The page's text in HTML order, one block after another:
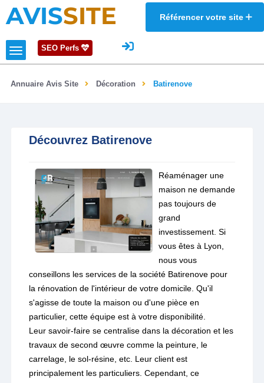
AVISSITE Référencer votre site
SEO Perfs
Annuaire Avis Site Décoration Batirenove
Découvrez Batirenove
Réaménager une
maison ne demande
pas toujours de
grand
investissement. Si
vous êtes à Lyon,
nous vous
conseillons les services de la société Batirenove pour
la rénovation de l'intérieur de votre domicile. Qu'il
s'agisse de toute la maison ou d'une pièce en
particulier, cette équipe est à votre disponibilité.
Leur savoir-faire se centralise dans la décoration et les
travaux de second œuvre comme la peinture, le
carrelage, le sol-résine, etc. Leur client est
principalement les particuliers. Cependant, ce